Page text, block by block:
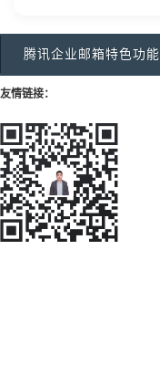
腾讯企业邮箱特色功能
友情链接：